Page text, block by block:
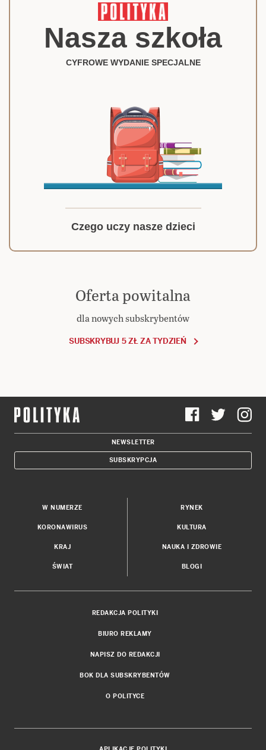
Nasza szkoła
CYFROWE WYDANIE SPECJALNE
Czego uczy nasze dzieci
Oferta powitalna
dla nowych subskrybentów
SUBSKRYBUJ 5 ZŁ ZA TYDZIEŃ
NEWSLETTER
SUBSKRYPCJA
W NUMERZE
KORONAWIRUS
KRAJ
ŚWIAT
RYNEK
KULTURA
NAUKA I ZDROWIE
BLOGI
REDAKCJA POLITYKI
BIURO REKLAMY
NAPISZ DO REDAKCJI
BOK DLA SUBSKRYBENTÓW
O POLITYCE